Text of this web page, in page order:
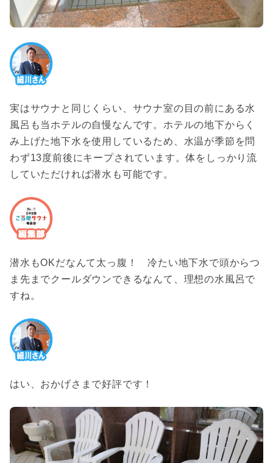
実はサウナと同じくらい、サウナ室の目の前にある水
風呂も当ホテルの自慢なんです。ホテルの地下からく
み上げた地下水を使用しているため、水温が季節を問
わず13度前後にキープされています。体をしっかり流
していただければ潜水も可能です。
潜水もOKだなんて太っ腹！ 冷たい地下水で頭からつ
ま先までクールダウンできるなんて、理想の水風呂で
すね。
はい、おかげさまで好評です！